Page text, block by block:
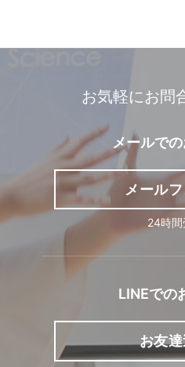
お気軽にお問
メールでの
メール
24時間
LINEでの
お友